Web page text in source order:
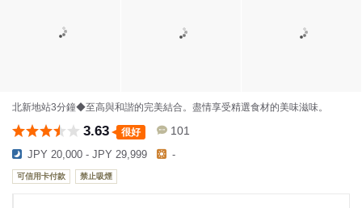
北新地站3分鐘◆至高與和諧的完美結合。盡情享受精選食材的美味滋味。
3.63 很好 101
JPY 20,000 - JPY 29,999 -
可信用卡付款 禁止吸煙